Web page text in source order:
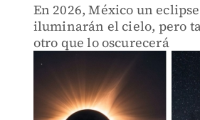
En 2026, México un
iluminarán el cielo, pero
otro que lo oscurecerá